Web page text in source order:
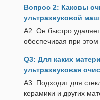
Вопрос 2: Каковы
ультразвуковой
A2: Он быстро
обеспечивая при этом
Q3: Для каких
ультразвуковая
A3: Подходит для
керамики и других